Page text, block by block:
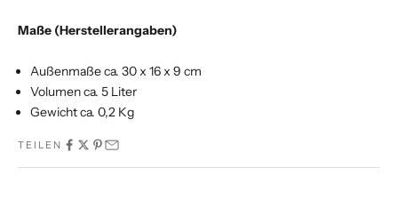
Maße (Herstellerangaben)
Außenmaße ca. 30 x 16 x 9 cm
Volumen ca. 5 Liter
Gewicht ca. 0,2 Kg
TEILEN